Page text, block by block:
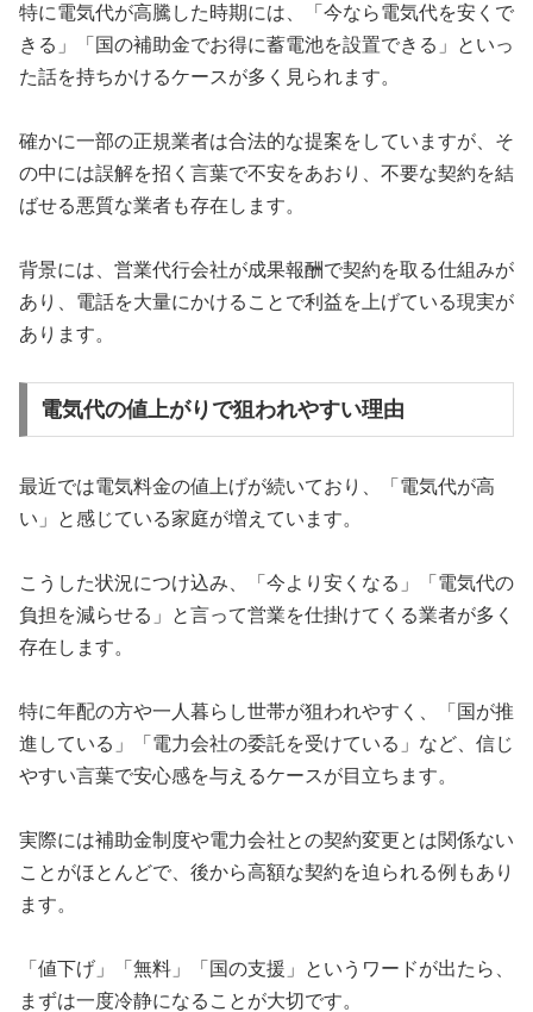
特に電気代が高騰した時期には、「今なら電気代を安くで
きる」「国の補助金でお得に蓄電池を設置できる」といっ
た話を持ちかけるケースが多く見られます。
確かに一部の正規業者は合法的な提案をしていますが、そ
の中には誤解を招く言葉で不安をあおり、不要な契約を結
ばせる悪質な業者も存在します。
背景には、営業代行会社が成果報酬で契約を取る仕組みが
あり、電話を大量にかけることで利益を上げている現実が
あります。
電気代の値上がりで狙われやすい理由
最近では電気料金の値上げが続いており、「電気代が高
い」と感じている家庭が増えています。
こうした状況につけ込み、「今より安くなる」「電気代の
負担を減らせる」と言って営業を仕掛けてくる業者が多く
存在します。
特に年配の方や一人暮らし世帯が狙われやすく、「国が推
進している」「電力会社の委託を受けている」など、信じ
やすい言葉で安心感を与えるケースが目立ちます。
実際には補助金制度や電力会社との契約変更とは関係ない
ことがほとんどで、後から高額な契約を迫られる例もあり
ます。
「値下げ」「無料」「国の支援」というワードが出たら、
まずは一度冷静になることが大切です。